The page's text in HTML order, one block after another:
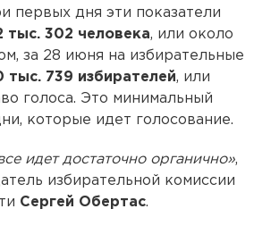
первых дня эти показатели
тыс. 302 человека, или около
за 28 июня на избирательные
тыс. 739 избирателей, или
голоса. Это минимальный
которые идет голосование.
идет достаточно органично»,
избирательной комиссии
Сергей Обертас.